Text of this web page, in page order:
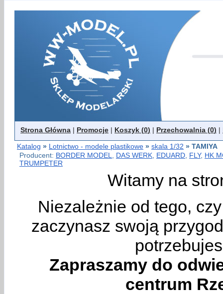
Strona Główna | Promocje | Koszyk (0) | Przechowalnia (0) |
Katalog » Lotnictwo - modele plastikowe » skala 1/32 » TAMIYA
Producent: BORDER MODEL DAS WERK EDUARD FLY, HK
TRUMPETER
Witamy na
Niezależnie od tego,
zaczynasz swoją
Zapraszamy do
centrum